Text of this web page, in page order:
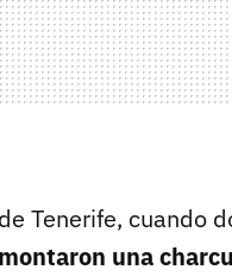
Tenerife, cuando
montaron una